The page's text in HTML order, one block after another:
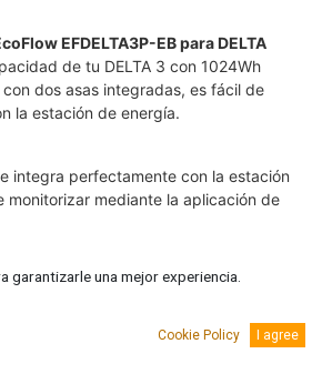
EFDELTA3P-EB para DELTA
de tu DELTA 3 con 1024Wh
dos asas integradas, es fácil de
la estación de energía.
integra perfectamente con la estación
monitorizar mediante la aplicación de
garantizarle una mejor experiencia.
Cookie Policy I agree